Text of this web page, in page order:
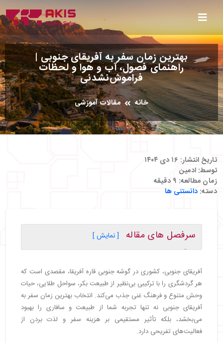
بهترین زمان سفر به آفریقای جنوبی |
راهنمای فصول، آب و هوا و لحظات
فراموش‌نشدنی
خانه مقالات آموزشی
تاریخ انتشار: ۱۶ دی ۱۴۰۴
توسط: ادمین
زمان مطالعه: ۹ دقیقه
دسته: دانستنی ها
سرفصل های مقاله
[ نمایش ]
・آفریقای جنوبی کجاست؟
بهترین زمان سفر به آفریقای جنوبی
・ سافاری و حیات وحش (می تا اکتبر)
・
تفریحات ساحلی (نوامبر تا مارس)
・
بازدید از کیپ واینلندز و جاده باغ (بهار و پاییز)
・
تماشای نهنگ‌ها (جولای تا نوامبر)
・
آب و هوای آفریقای جنوبی
آفریقای جنوبی، کشوری در گوشه جنوبی قاره آفریقا، مقصدی است که
هر گردشگری را با ترکیبی بی‌نظیر از طبیعت بکر، سواحل طلایی، حیات
وحش متنوع و فرهنگ غنی جذب می‌کند. انتخاب بهترین زمان سفر به
آفریقای جنوبی نه تنها تجربه شما از طبیعت و سافاری را بهبود
می‌بخشد، بلکه تأثیر مستقیمی بر هزینه سفر و لذت بردن از
فعالیت‌های تفریحی دارد.